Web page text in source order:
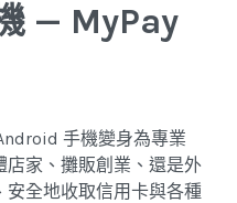
— MyPay
手機變身為專業
店家、攤販創業、還是外
全地收取信用卡與各種